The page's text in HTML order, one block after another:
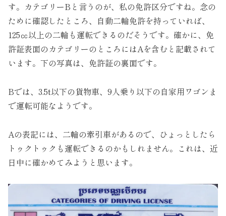
す。カテゴリーBと言うのが、私の免許区分ですね。念の
ために確認したところ、自動二輪免許を持っていれば、
125㏄以上の二輪も運転できるのだそうです。確かに、免
許証表面のカテゴリーのところにはAを含むと記載されて
います。下の写真は、免許証の裏面です。
Bでは、3.5t以下の貨物車、9人乗り以下の自家用ワゴンま
で運転可能なようです。
Aの表記には、二輪の牽引車があるので、ひょっとしたら
トゥクトゥクも運転できるのかもしれません。これは、近
日中に確かめてみようと思います。